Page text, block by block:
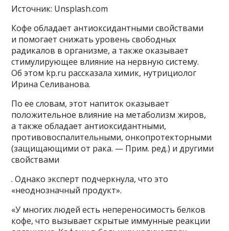
Источник: Unsplash.com
Кофе обладает антиоксидантными свойствами
и помогает снижать уровень свободных
радикалов в организме, а также оказывает
стимулирующее влияние на нервную систему.
Об этом kp.ru рассказала химик, нутрициолог
Ирина Селиванова.
По ее словам, этот напиток оказывает
положительное влияние на метаболизм жиров,
а также обладает антиоксидантными,
противовоспалительными, онкопротекторными
(защищающими от рака. — Прим. ред.) и другими
свойствами
. Однако эксперт подчеркнула, что это
«неоднозначный продукт».
«У многих людей есть непереносимость белков
кофе, что вызывает скрытые иммунные реакции